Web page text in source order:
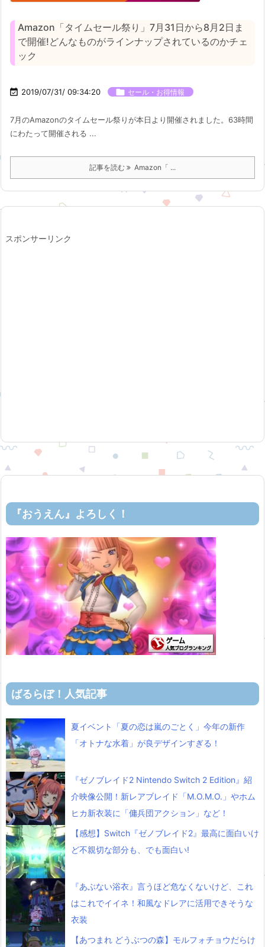
Amazon「タイムセール祭り」7月31日から8月2日ま
で開催!どんなものがラインナップされているのかチェ
ック
 2019/07/31/ 09:34:20  セール・お得情報
7月のAmazonのタイムセール祭りが本日より開催されました。63時間
にわたって開催される ...
記事を読む Amazon「 ...
スポンサーリンク
『おうえん』よろしく！
ばるらぼ！人気記事
夏イベント「夏の恋は嵐のごとく」今年の新作
「オトナな水着」が良デザインすぎる！
『ゼノブレイド2 Nintendo Switch 2 Edition』紹
介映像公開！新レアブレイド「M.O.M.O.」やホム
ヒカ新衣装に「傭兵団アクション」など！
【感想】Switch『ゼノブレイド2』最高に面白いけ
ど不親切な部分も、でも面白い!
『あぶない浴衣』言うほど危なくないけど、これ
はこれでイイネ！和風なドレアに活用できそうな
衣装
【あつまれ どうぶつの森】モルフォチョウだらけ